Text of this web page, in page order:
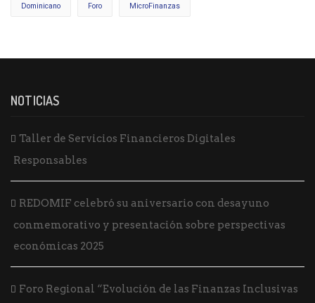
Dominicano Foro MicroFinanzas
NOTICIAS
Taller de Servicios Financieros Digitales
Responsables
REDOMIF celebró su aniversario con desayuno
conmemorativo y presentación sobre perspectivas
económicas 2025
Foro Regional “Evolución de las Finanzas Inclusivas